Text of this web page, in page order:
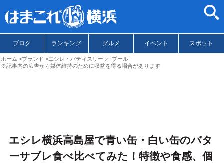
ブログ ランキング グルメ イベント スポット
ホーム ブランド
エシレ・パティスリー オ ブール
※記事内の広告から媒体維持のために収益を得る場合があります
エシレ横浜高島屋で青い缶・白い缶のバタ
ーサブレ食べ比べてみた！特徴や食感、個